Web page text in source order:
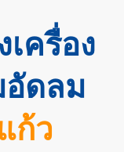
ครื่อง
อัดลม
ก้ว